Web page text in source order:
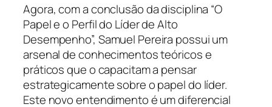
Agora, com a conclusão da disciplina “O
Papel e o Perfil do Líder de Alto
Desempenho”, Samuel Pereira possui um
arsenal de conhecimentos teóricos e
práticos que o capacitam a pensar
estrategicamente sobre o papel do líder.
Este novo entendimento é um diferencial